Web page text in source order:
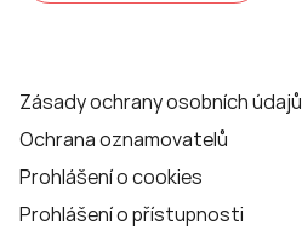
Zásady ochrany osobních údajů
Ochrana oznamovatelů
Prohlášení o cookies
Prohlášení o přístupnosti